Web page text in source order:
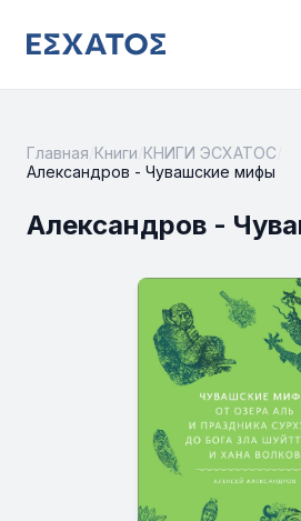
Главная Книги КНИГИ ЭСХАТОС
Александров - Чувашские мифы
Александров -